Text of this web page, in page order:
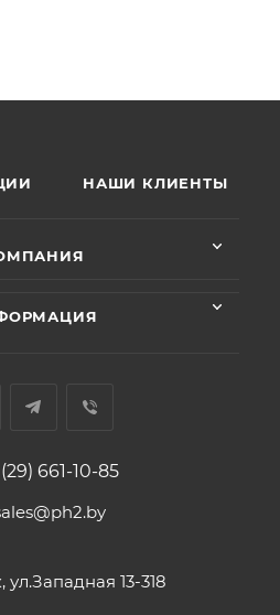
НАШИ КЛИЕНТЫ
661-10-85
ул.Западная 13-318